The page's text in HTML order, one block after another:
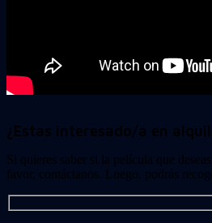
¿Estas interesado/a en
Si quieres saber si la película que
favor, contáctanos. Luego, podrás